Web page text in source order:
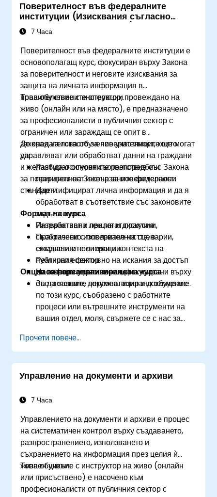
Поверителност във федералните
институции (Изисквания съгласно
Закона за поверителност)
7 Часа
Поверителност във федералните институции е
основополагащ курс, фокусиран върху Закона
за поверителност и неговите изисквания за
защита на личната информация в
правителствените операции.
Това обучение с инструктор, провеждано на
живо (онлайн или на място), е предназначено
за професионалисти в публичния сектор с
ограничен или зараждащ се опит в
законодателството за поверителност, които
управляват или обработват данни на граждани
и желаят да осигурят съответствие със Закона
за поверителност и свързаните федерални
стандарти.
До края на това обучение участниците ще могат
да:
Разбират основните разпоредби и
принципи на Закона за поверителност.
Идентифицират лична информация и да я
обработват в съответствие със законовите
задължения.
Разработват и прилагат практики,
съобразени с поверителността, в
ежедневните операции.
Реагират ефективно на искания за достъп
до информация и корекции.
Формат на курса
Интерактивна лекция и дискусия.
Практическо използване на сценарии,
свързани с политики в контекста на
публичния сектор.
Насочвани упражнения, фокусирани върху
съответствие, документация и докладване.
Опции за персонализиране на курса
За да заявите персонализирано обучение
по този курс, съобразено с работните
процеси или вътрешните инструменти на
вашия отдел, моля, свържете се с нас за
Прочети повече...
Управление на документи и архиви
7 Часа
Управлението на документи и архиви е процес
на систематичен контрол върху създаването,
разпространението, използването и
съхранението на информация през целия ѝ
жизнен цикъл.
Това обучение с инструктор на живо (онлайн
или присъствено) е насочено към
професионалисти от публичния сектор с